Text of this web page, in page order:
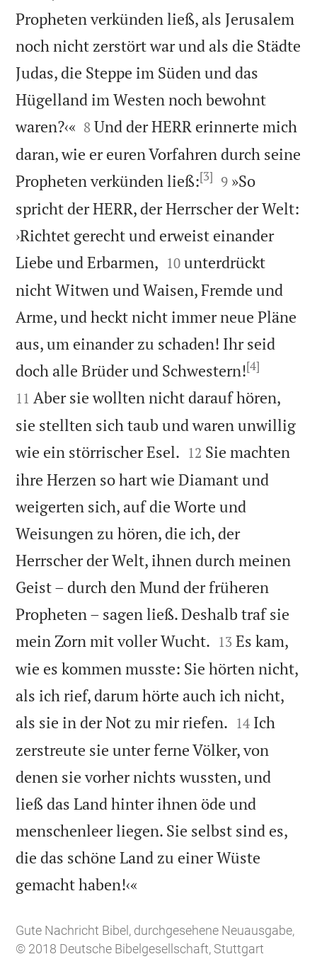
Propheten verkünden ließ, als Jerusalem
noch nicht zerstört war und als die Städte
Judas, die Steppe im Süden und das
Hügelland im Westen noch bewohnt
waren?‹« 

8 Und der HERR erinnerte mich
daran, wie er euren Vorfahren durch seine
Propheten verkünden ließ:[3] 

9 »So
spricht der HERR, der Herrscher der Welt:
›Richtet gerecht und erweist einander
Liebe und Erbarmen, 

10 unterdrückt
nicht Witwen und Waisen, Fremde und
Arme, und heckt nicht immer neue Pläne
aus, um einander zu schaden! Ihr seid
doch alle Brüder und Schwestern![4]
11 Aber sie wollten nicht darauf hören,
sie stellten sich taub und waren unwillig
wie ein störrischer Esel. 

12 Sie machten
ihre Herzen so hart wie Diamant und
weigerten sich, auf die Worte und
Weisungen zu hören, die ich, der
Herrscher der Welt, ihnen durch meinen
Geist – durch den Mund der früheren
Propheten – sagen ließ. Deshalb traf sie
mein Zorn mit voller Wucht. 

13 Es kam,
wie es kommen musste: Sie hörten nicht,
als ich rief, darum hörte auch ich nicht,
als sie in der Not zu mir riefen. 

14 Ich
zerstreute sie unter ferne Völker, von
denen sie vorher nichts wussten, und
ließ das Land hinter ihnen öde und
menschenleer liegen. Sie selbst sind es,
die das schöne Land zu einer Wüste
gemacht haben!‹«
Gute Nachricht Bibel, durchgesehene Neuausgabe,
© 2018 Deutsche Bibelgesellschaft, Stuttgart